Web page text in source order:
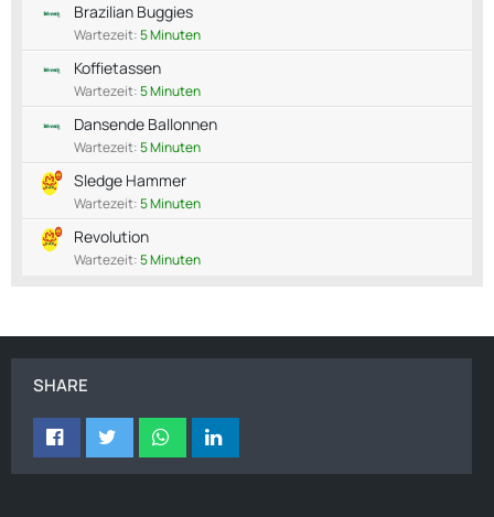
Brazilian Buggies
Wartezeit:5 Minuten
Koffietassen
Wartezeit:5 Minuten
Dansende Ballonnen
Wartezeit:5 Minuten
Sledge Hammer
Wartezeit:5 Minuten
Revolution
Wartezeit:5 Minuten
SHARE